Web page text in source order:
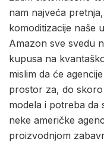
nam najveća
komoditizacije naše
Amazon sve svedu
kupusa na
mislim da će
prostor za, do
modela i potreba da
neke američke
proizvodnjom